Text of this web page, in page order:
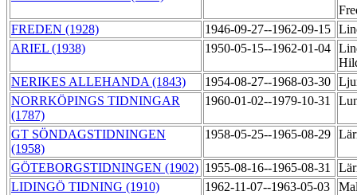
FREDEN (1928)
1946-09-27--1962-09-15
ARIEL (1938)
1950-05-15--1962-01-04
NERIKES ALLEHANDA (1843)
1954-08-27--1968-03-30
NORRKÖPINGS TIDNINGAR
(1787)
1960-01-02--1979-10-31
GT SÖNDAGSTIDNINGEN
(1958)
1958-05-25--1965-08-29
GÖTEBORGSTIDNINGEN (1902) 1955-08-16--1965-08-31
LIDINGÖ TIDNING (1910)
1962-11-07--1963-05-03